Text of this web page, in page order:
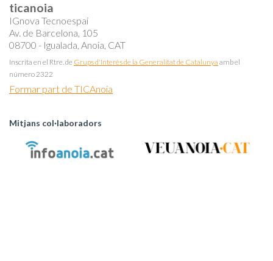
ticanoia
IGnova Tecnoespai
Av. de Barcelona, 105
08700 - Igualada, Anoia, CAT
Inscrita en el Rtre. de Grups d'Interès de la Generalitat de Catalunya amb el
número 2322
Formar part de TICAnoia
Mitjans col·laboradors